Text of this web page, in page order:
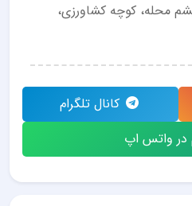
محله، کوچه کشاورزی،
کانال تلگرام
در واتس اپ